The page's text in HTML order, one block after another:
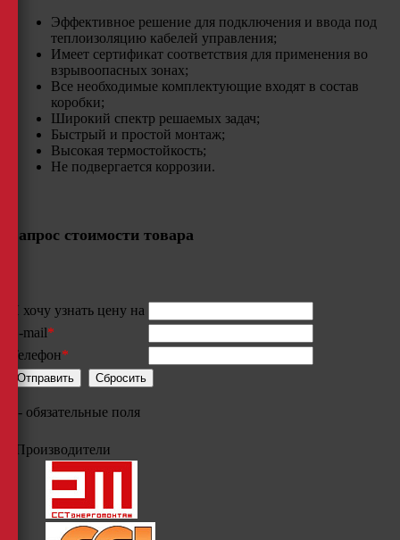
Эффективное решение для подключения и ввода под
теплоизоляцию кабелей управления;
Имеет сертификат соответствия для применения во
взрывоопасных зонах;
Все необходимые комплектующие входят в состав
коробки;
Широкий спектр решаемых задач;
Быстрый и простой монтаж;
Высокая термостойкость;
​Не подвергается коррозии.
Запрос стоимости товара
Я хочу узнать цену на
E-mail*
Телефон*
- обязательные поля
Производители